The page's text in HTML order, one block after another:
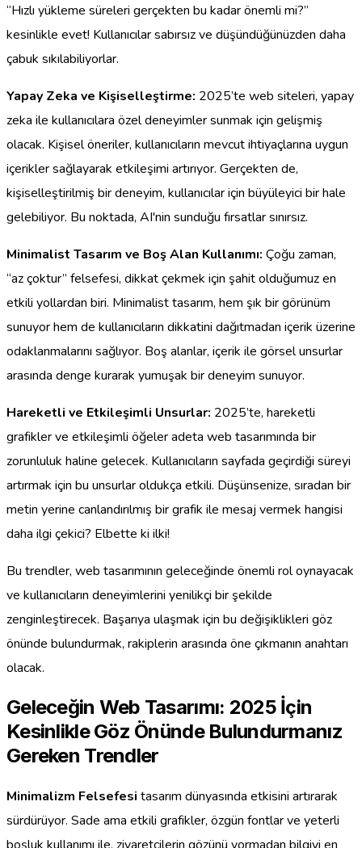
“Hızlı yükleme süreleri gerçekten bu kadar önemli mi?”
kesinlikle evet! Kullanıcılar sabırsız ve düşündüğünüzden daha
çabuk sıkılabiliyorlar.
Yapay Zeka ve Kişiselleştirme: 2025’te web siteleri, yapay
zeka ile kullanıcılara özel deneyimler sunmak için gelişmiş
olacak. Kişisel öneriler, kullanıcıların mevcut ihtiyaçlarına uygun
içerikler sağlayarak etkileşimi artırıyor. Gerçekten de,
kişiselleştirilmiş bir deneyim, kullanıcılar için büyüleyici bir hale
gelebiliyor. Bu noktada, AI'nin sunduğu fırsatlar sınırsız.
Minimalist Tasarım ve Boş Alan Kullanımı: Çoğu zaman,
“az çoktur” felsefesi, dikkat çekmek için şahit olduğumuz en
etkili yollardan biri. Minimalist tasarım, hem şık bir görünüm
sunuyor hem de kullanıcıların dikkatini dağıtmadan içerik üzerine
odaklanmalarını sağlıyor. Boş alanlar, içerik ile görsel unsurlar
arasında denge kurarak yumuşak bir deneyim sunuyor.
Hareketli ve Etkileşimli Unsurlar: 2025’te, hareketli
grafikler ve etkileşimli öğeler adeta web tasarımında bir
zorunluluk haline gelecek. Kullanıcıların sayfada geçirdiği süreyi
artırmak için bu unsurlar oldukça etkili. Düşünsenize, sıradan bir
metin yerine canlandırılmış bir grafik ile mesaj vermek hangisi
daha ilgi çekici? Elbette ki ilki!
Bu trendler, web tasarımının geleceğinde önemli rol oynayacak
ve kullanıcıların deneyimlerini yenilikçi bir şekilde
zenginleştirecek. Başarıya ulaşmak için bu değişiklikleri göz
önünde bulundurmak, rakiplerin arasında öne çıkmanın anahtarı
olacak.
Geleceğin Web Tasarımı: 2025 İçin
Kesinlikle Göz Önünde Bulundurmanız
Gereken Trendler
Minimalizm Felsefesi tasarım dünyasında etkisini artırarak
sürdürüyor. Sade ama etkili grafikler, özgün fontlar ve yeterli